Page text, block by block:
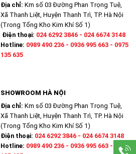
Địa chỉ: Km số 03 Đường Phan Trọng Tuệ,
Xã Thanh Liệt, Huyện Thanh Trì, TP. Hà Nội
(Trong Tổng Kho Kim Khí Số 1)
Điện thoại: 024 6292 3846 - 024 6674 3148
Hotline: 0989 490 236 - 0936 995 663 - 0975
135 635
SHOWROOM HÀ NỘI
Địa chỉ: Km số 03 Đường Phan Trọng Tuệ,
Xã Thanh Liệt, Huyện Thanh Trì, TP. Hà Nội
(Trong Tổng Kho Kim Khí Số 1)
Điện thoại: 024 6292 3846 - 024 6674 3148
Hotline: 0989 490 236 - 0936 995 663 - 0975